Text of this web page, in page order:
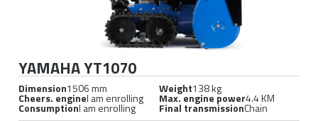
YAMAHA YT1070
Dimension1506 mm Weight138 kg
Cheers. engineI am enrolling Max. engine power4.4 KM
ConsumptionI am enrolling Final transmissionChain